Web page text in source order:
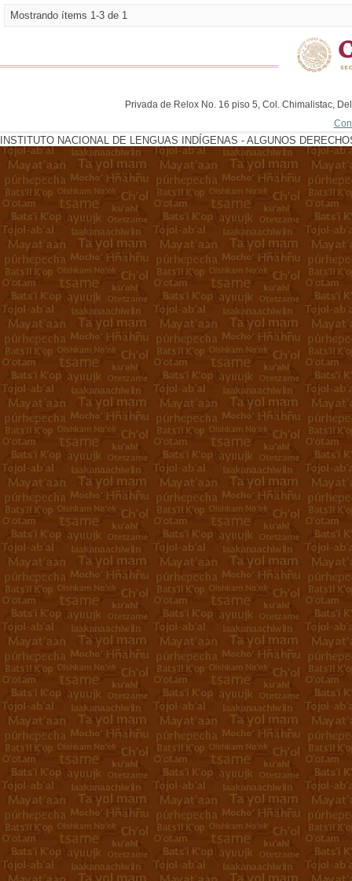
Mostrando ítems 1-3 de 1
Privada de Relox No. 16 piso 5, Col. Chimalistac,
INSTITUTO NACIONAL DE LENGUAS INDÍGENAS - ALGUNOS